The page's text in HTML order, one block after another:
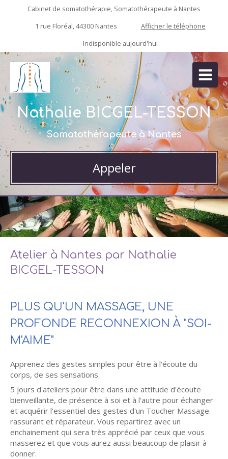
Cabinet de somatothérapie, Somatothérapeute à Nantes
1 rue Floréal, 44300 Nantes
Afficher le téléphone
Indisponible aujourd'hui
Nathalie BICGEL-TESSON
Somatothérapeute à Nantes
Appeler
Atelier à Nantes par Nathalie
BICGEL-TESSON
PLUS QU'UN MASSAGE, UNE
PROFONDE RECONNEXION À "SOI-
M'AIME"
Apprenez des gestes simples pour être à l'écoute du
corps, de ses sensations.
5 jours d'ateliers pour être dans une attitude d'écoute
bienveillante, de présence à soi et à l'autre pour échanger
et acquérir l'essentiel des gestes d'un Toucher Massage
rassurant et réparateur. Vous repartirez avec un
enchainement qui sera très apprécié par ceux que vous
masserez et que vous aurez aussi beaucoup de plaisir à
donner.